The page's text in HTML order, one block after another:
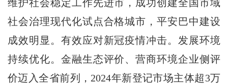
维护社会稳定工作先进市，成功创建全国市域
社会治理现代化试点合格城市，平安巴中建设
成效明显。有效应对新冠疫情冲击。发展环境
持续优化。金融生态评价、营商环境企业侧评
价迈入全省前列，2024年新登记市场主体超3万